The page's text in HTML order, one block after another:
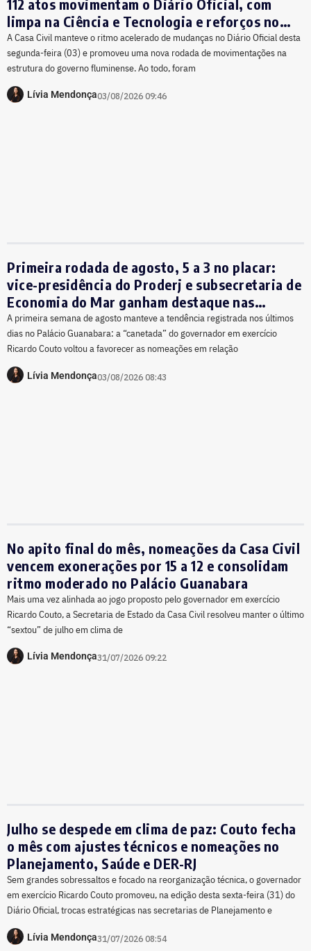
112 atos movimentam o Diário Oficial, com
limpa na Ciência e Tecnologia e reforços no
Ambiente
A Casa Civil manteve o ritmo acelerado de mudanças no Diário Oficial desta
segunda-feira (03) e promoveu uma nova rodada de movimentações na
estrutura do governo fluminense. Ao todo, foram
Lívia Mendonça03/08/2026 09:46
Primeira rodada de agosto, 5 a 3 no placar:
vice-presidência do Proderj e subsecretaria de
Economia do Mar ganham destaque nas
nomeações de Couto
A primeira semana de agosto manteve a tendência registrada nos últimos
dias no Palácio Guanabara: a “canetada” do governador em exercício
Ricardo Couto voltou a favorecer as nomeações em relação
Lívia Mendonça03/08/2026 08:43
No apito final do mês, nomeações da Casa Civil
vencem exonerações por 15 a 12 e consolidam
ritmo moderado no Palácio Guanabara
Mais uma vez alinhada ao jogo proposto pelo governador em exercício
Ricardo Couto, a Secretaria de Estado da Casa Civil resolveu manter o último
“sextou” de julho em clima de
Lívia Mendonça31/07/2026 09:22
Julho se despede em clima de paz: Couto fecha
o mês com ajustes técnicos e nomeações no
Planejamento, Saúde e DER-RJ
Sem grandes sobressaltos e focado na reorganização técnica, o governador
em exercício Ricardo Couto promoveu, na edição desta sexta-feira (31) do
Diário Oficial, trocas estratégicas nas secretarias de Planejamento e
Lívia Mendonça31/07/2026 08:54